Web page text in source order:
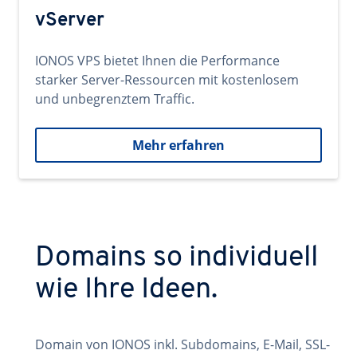
vServer
IONOS VPS bietet Ihnen die Performance
starker Server-Ressourcen mit kostenlosem
und unbegrenztem Traffic.
Mehr erfahren
Domains so individuell
wie Ihre Ideen.
Domain von IONOS inkl. Subdomains, E-Mail, SSL-